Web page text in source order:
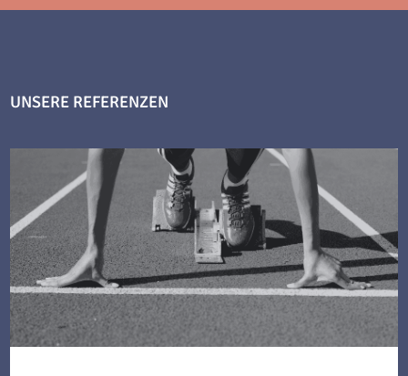
UNSERE REFERENZEN